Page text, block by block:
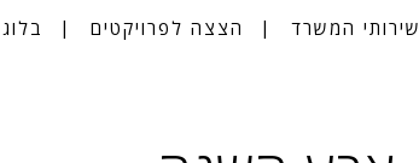
שירותי המשרד הצצה לפרויקטים בלוג